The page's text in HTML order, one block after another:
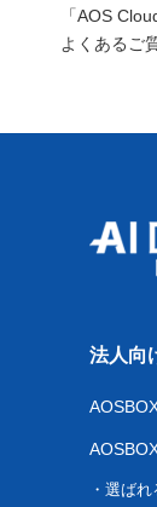
「AOS
よくあるご
法人向
選ばれ